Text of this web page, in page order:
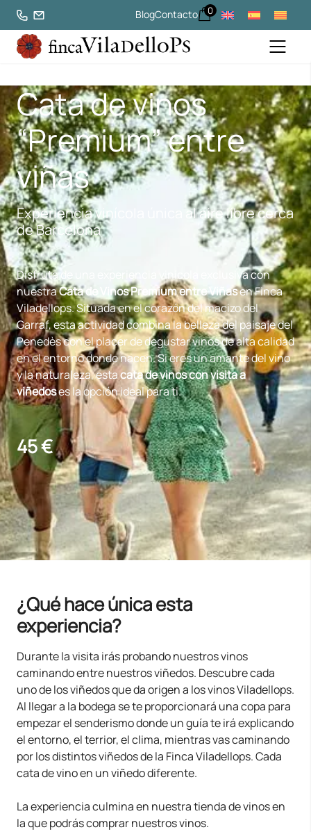
BlogContacto 0
Cata de vinos
“Premium” entre
viñas
Experiencia vinícola única al aire libre cerca
de Barcelona
Disfruta de una experiencia vinícola exclusiva con
nuestraCata de Vinos Premium entre Viñasen Finca
Viladellops. Situada en el corazón del macizo del
Garraf, esta actividad combina la belleza del paisaje del
Penedès con el placer de degustar vinos de alta calidad
en el entorno donde nacen. Si eres un amante del vino
y la naturaleza, estacata de vinos con visita a
viñedoses la opción ideal para ti.
45 €
¿Qué hace única esta
experiencia?
Durante la visita irás probando nuestros vinos
caminando entre nuestros viñedos. Descubre cada
uno de los viñedos que da origen a los vinos Viladellops.
Al llegar a la bodega se te proporcionará una copa para
empezar el senderismo donde un guía te irá explicando
el entorno, el terrior, el clima, mientras vas caminando
por los distintos viñedos de la Finca Viladellops. Cada
cata de vino en un viñedo diferente.
La experiencia culmina en nuestra tienda de vinos en
la que podrás comprar nuestros vinos.